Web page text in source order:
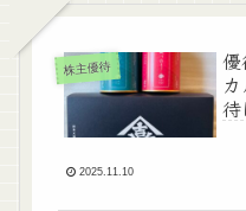
株主優待
2025.11.10